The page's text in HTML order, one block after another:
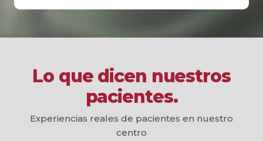
Lo que dicen nuestros
pacientes.
Experiencias reales de pacientes en nuestro
centro